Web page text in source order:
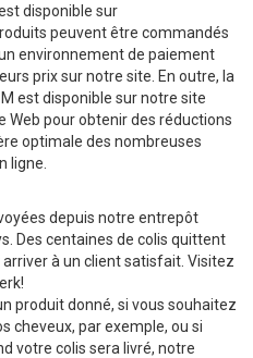
disponible sur
peuvent être commandés
environnement de paiement
prix sur notre site. En outre, la
est disponible sur notre site
Web pour obtenir des réductions
optimale des nombreuses
ligne.
depuis notre entrepôt
Des centaines de colis quittent
à un client satisfait. Visitez
produit donné, si vous souhaitez
cheveux, par exemple, ou si
votre colis sera livré, notre